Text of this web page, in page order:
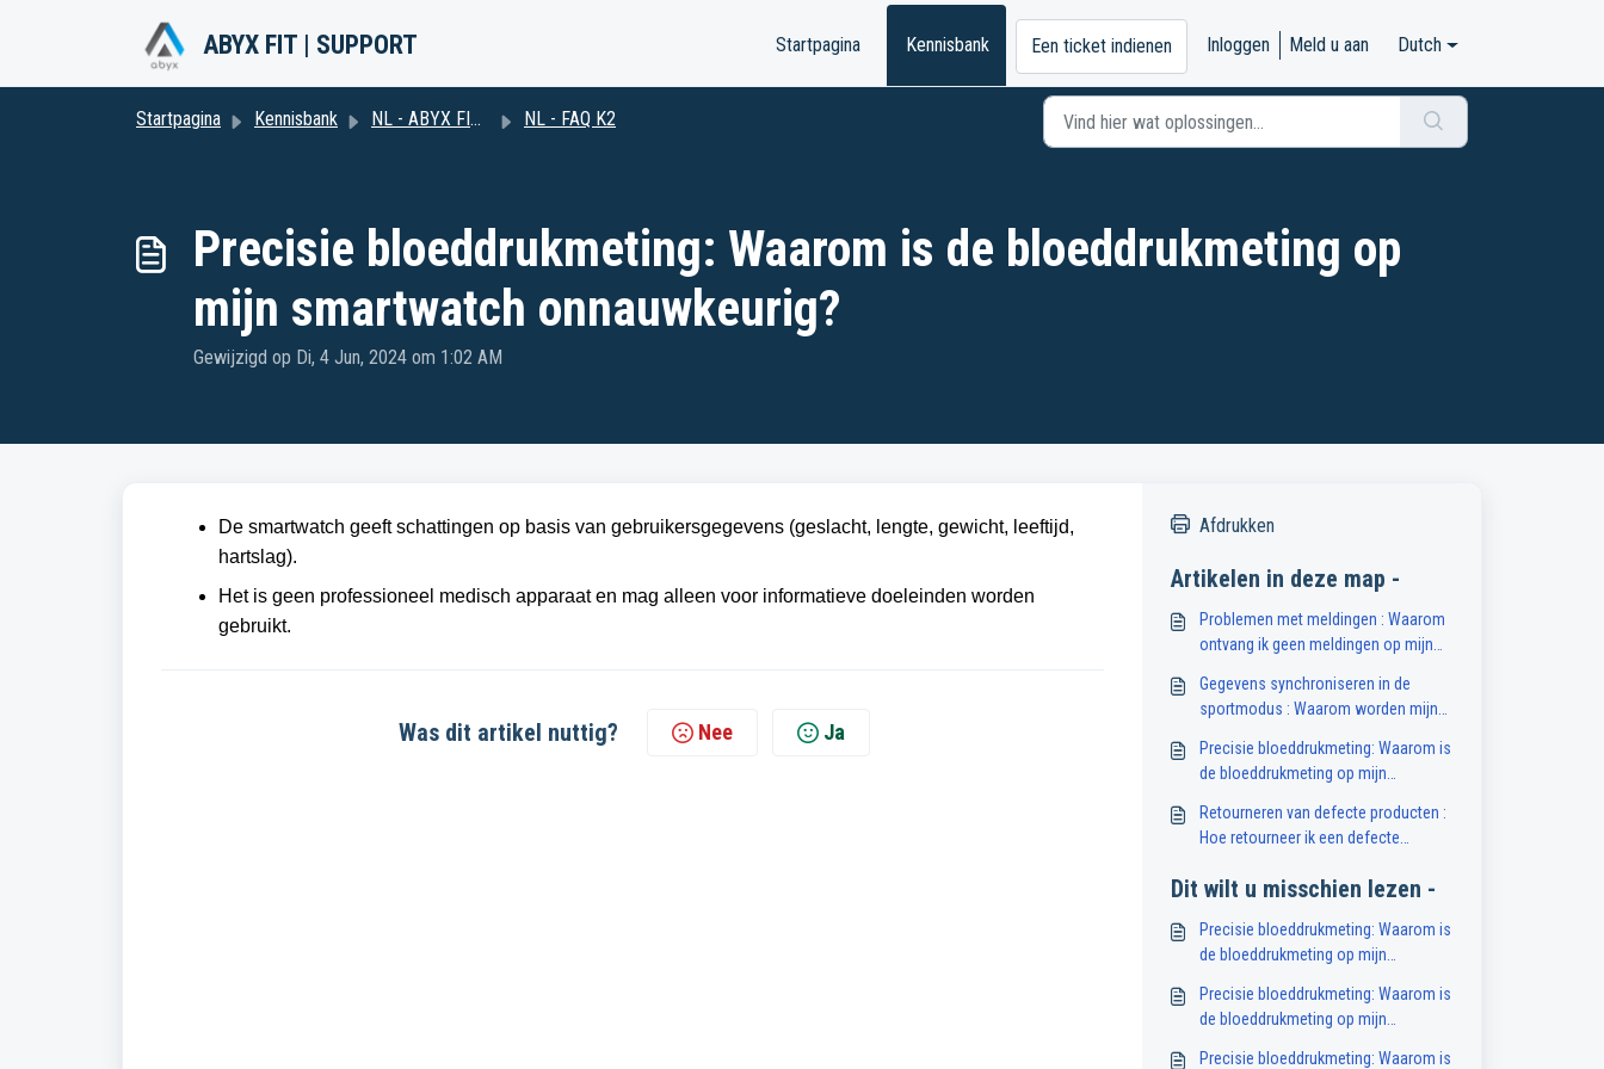
ABYX FIT | SUPPORT Startpagina Kennisbank Een ticket indienen Inloggen Meld u aan Dutch
Startpagina Kennisbank NL - ABYX FIT K2 NL - FAQ K2
Precisie bloeddrukmeting: Waarom is de bloeddrukmeting op
mijn smartwatch onnauwkeurig?
Gewijzigd op Di, 4 Jun, 2024 om 1:02 AM
De smartwatch geeft schattingen op basis van gebruikersgegevens (geslacht, lengte, gewicht, leeftijd,
hartslag).
Het is geen professioneel medisch apparaat en mag alleen voor informatieve doeleinden worden
gebruikt.
Was dit artikel nuttig? Nee Ja
Afdrukken
Artikelen in deze map -
Problemen met meldingen : Waarom
ontvang ik geen meldingen op mijn
Gegevens synchroniseren in de
sportmodus : Waarom worden mijn
gesynchroniseerd met de Abyx Fit
app?
Precisie bloeddrukmeting: Waarom is
de bloeddrukmeting op mijn
Retourneren van defecte producten :
Hoe retourneer ik een defecte
Dit wilt u misschien lezen -
Precisie bloeddrukmeting: Waarom is
de bloeddrukmeting op mijn
Precisie bloeddrukmeting: Waarom is
de bloeddrukmeting op mijn
Precisie bloeddrukmeting: Waarom is